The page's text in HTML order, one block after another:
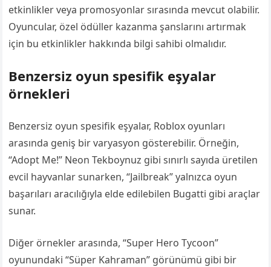
etkinlikler veya promosyonlar sırasında mevcut olabilir.
Oyuncular, özel ödüller kazanma şanslarını artırmak
için bu etkinlikler hakkında bilgi sahibi olmalıdır.
Benzersiz oyun spesifik eşyalar
örnekleri
Benzersiz oyun spesifik eşyalar, Roblox oyunları
arasında geniş bir varyasyon gösterebilir. Örneğin,
“Adopt Me!” Neon Tekboynuz gibi sınırlı sayıda üretilen
evcil hayvanlar sunarken, “Jailbreak” yalnızca oyun
başarıları aracılığıyla elde edilebilen Bugatti gibi araçlar
sunar.
Diğer örnekler arasında, “Super Hero Tycoon”
oyunundaki “Süper Kahraman” görünümü gibi bir